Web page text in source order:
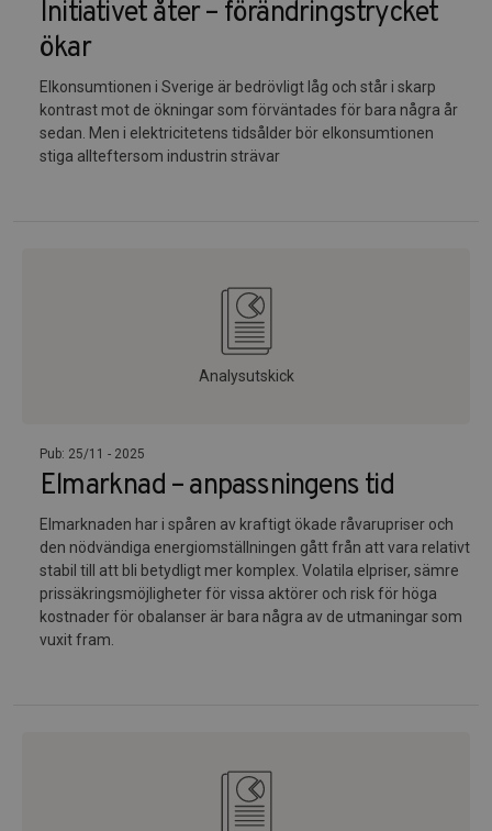
Initiativet åter – förändringstrycket
ökar
Elkonsumtionen i Sverige är bedrövligt låg och står i skarp
kontrast mot de ökningar som förväntades för bara några år
sedan. Men i elektricitetens tidsålder bör elkonsumtionen
stiga allteftersom industrin strävar
Analysutskick
Pub: 25/11 - 2025
Elmarknad – anpassningens tid
Elmarknaden har i spåren av kraftigt ökade råvarupriser och
den nödvändiga energiomställningen gått från att vara relativt
stabil till att bli betydligt mer komplex. Volatila elpriser, sämre
prissäkringsmöjligheter för vissa aktörer och risk för höga
kostnader för obalanser är bara några av de utmaningar som
vuxit fram.